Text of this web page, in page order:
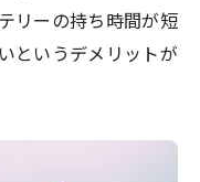
リーの持ち時間が短
というデメリットが